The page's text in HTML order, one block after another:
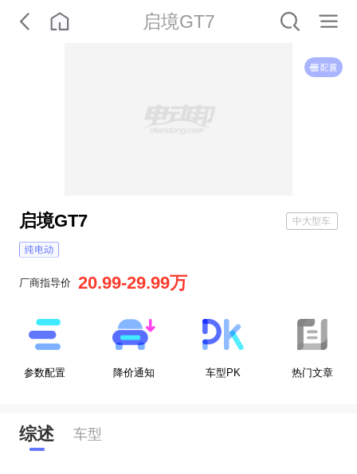
启境GT7
启境GT7 中大型车
厂商指导价 20.99-29.99万
参数配置 降价通知 车型PK 热门文章
综述 车型